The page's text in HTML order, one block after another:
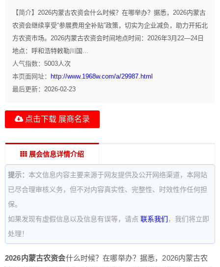
【简介】 2026内蒙古农资会什么时候？在哪举办？据悉，2026内蒙古
农资会继续享受“参展费用全补贴”政策，切实为企业减负，助力开拓北
方农资市场。2026内蒙古农资会时间地点时间：2026年3月22—24日
地点：呼和浩特敕勒川国...
人气指数： 5003人次
本页面网址：
http://www.1968w.com/a/29987.html
最后更新： 2026-02-23
点击下载 展商名录
展会信息详情介绍
提示： 本文信息内容主要来源于网友提供及公开网络渠道，本网站
已尽合理审核义务，但不对内容真实性、完整性、时效性作任何担
保。
如果发现有虚假信息以及信息有误等，请点 联系我们 ，我们将立即
处理！
2026内蒙古农资会什么时候？在哪举办？据悉，2026内蒙古农